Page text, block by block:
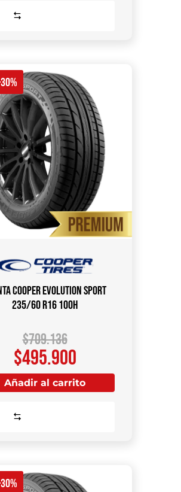
COOPER Evolution Sport
235/60 R16 100H
$709.136
$495.900
Añadir al carrito